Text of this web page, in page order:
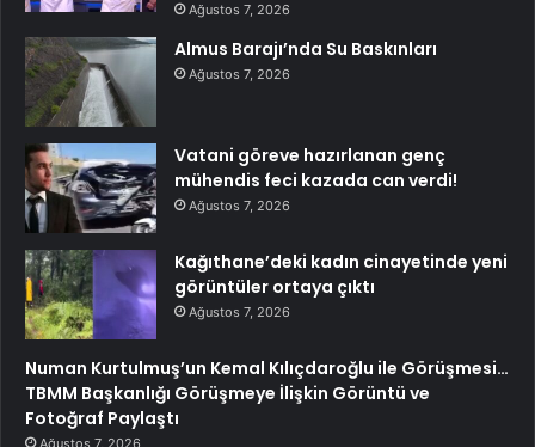
Ağustos 7, 2026
Almus Barajı’nda Su Baskınları
Ağustos 7, 2026
Vatani göreve hazırlanan genç
mühendis feci kazada can verdi!
Ağustos 7, 2026
Kağıthane’deki kadın cinayetinde yeni
görüntüler ortaya çıktı
Ağustos 7, 2026
Numan Kurtulmuş’un Kemal Kılıçdaroğlu ile Görüşmesi…
TBMM Başkanlığı Görüşmeye İlişkin Görüntü ve
Fotoğraf Paylaştı
Ağustos 7, 2026